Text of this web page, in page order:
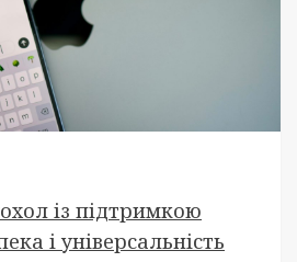
із підтримкою
і універсальність